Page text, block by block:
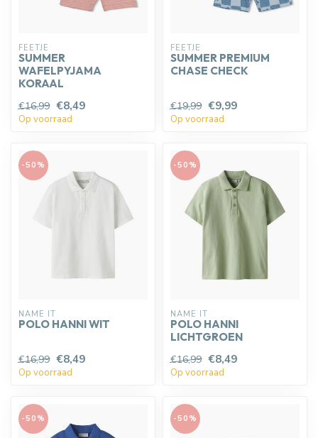
FEETJE
SUMMER
WAFELPYJAMA
KORAAL
€16,99 €8,49
Op voorraad
FEETJE
SUMMER PREMIUM
CHASE CHECK
€19,99 €9,99
Op voorraad
-50%
NAME IT
POLO HANNI WIT
€16,99 €8,49
Op voorraad
-50%
NAME IT
POLO HANNI
LICHTGROEN
€16,99 €8,49
Op voorraad
-50% -50%